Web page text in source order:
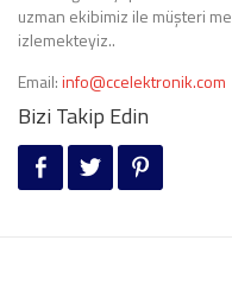
uzman ekibimiz ile müşteri
izlemekteyiz..
Email:info@ccelektronik.com
Bizi Takip Edin